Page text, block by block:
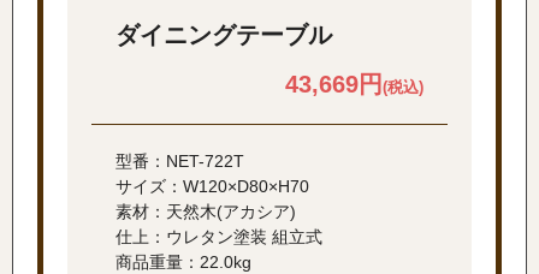
ダイニングテーブル
43,669円 (税込)
型番：NET-722T
サイズ：W120×D80×H70
素材：天然木(アカシア)
仕上：ウレタン塗装 組立式
商品重量：22.0kg